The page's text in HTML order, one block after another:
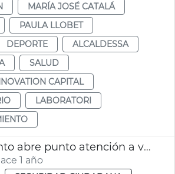
MARÍA JOSÉ CATALÁ
PAULA LLOBET
DEPORTE
ALCALDESSA
SALUD
CAPITAL
LABORATORI
Ayuntamiento abre punto atención a vecindario afectado incendio av. Puerto València
1 año